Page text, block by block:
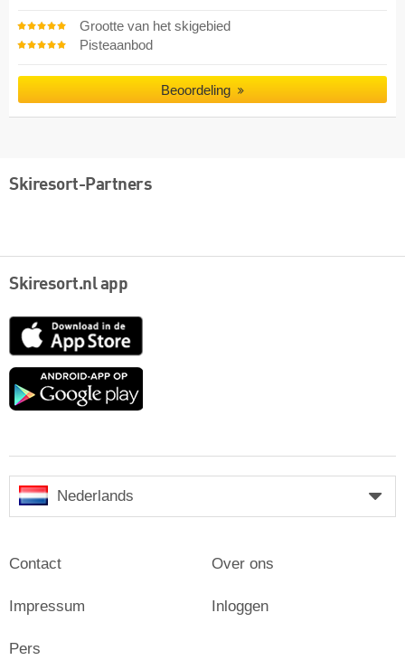
Grootte van het skigebied
Pisteaanbod
Beoordeling
Skiresort-Partners
Skiresort.nl app
App
Google
Nederlands
Contact
Impressum
Pers
Over ons
Inloggen